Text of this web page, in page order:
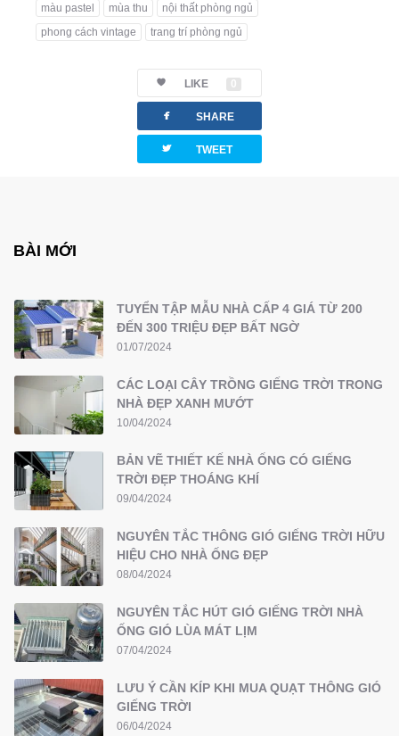
màu pastel mùa thu
nội thất phòng ngủ
phong cách vintage
trang trí phòng ngủ
LIKE 0
facebook SHARE
twitterbird TWEET
BÀI MỚI
TUYỂN TẬP MẪU NHÀ CẤP 4 GIÁ TỪ 200
ĐẾN 300 TRIỆU ĐẸP BẤT NGỜ
01/07/2024
CÁC LOẠI CÂY TRỒNG GIẾNG TRỜI TRONG
NHÀ ĐẸP XANH MƯỚT
10/04/2024
BẢN VẼ THIẾT KẾ NHÀ ỐNG CÓ GIẾNG
TRỜI ĐẸP THOÁNG KHÍ
09/04/2024
NGUYÊN TẮC THÔNG GIÓ GIẾNG TRỜI HỮU
HIỆU CHO NHÀ ỐNG ĐẸP
08/04/2024
NGUYÊN TẮC HÚT GIÓ GIẾNG TRỜI NHÀ
ỐNG GIÓ LÙA MÁT LỊM
07/04/2024
LƯU Ý CẦN KÍP KHI MUA QUẠT THÔNG GIÓ
GIẾNG TRỜI
06/04/2024